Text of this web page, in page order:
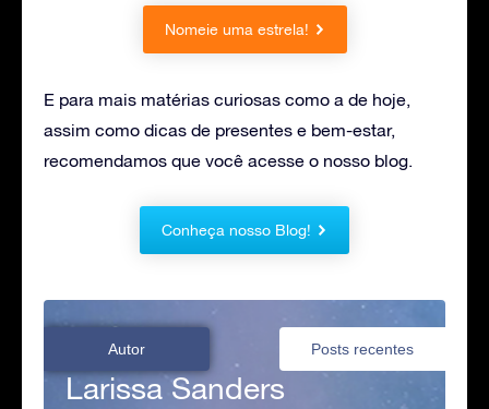
Nomeie uma estrela!
E para mais matérias curiosas como a de hoje,
assim como dicas de presentes e bem-estar,
recomendamos que você acesse o nosso blog.
Conheça nosso Blog!
Autor Posts recentes
Larissa Sanders